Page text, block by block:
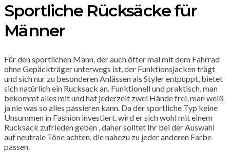
Sportliche Rücksäcke für
Männer
Für den sportlichen Mann, der auch öfter mal mit dem Fahrrad
ohne Gepäckträger unterwegs ist, der Funktionsjacken trägt
und sich nur zu besonderen Anlässen als Styler entpuppt, bietet
sich natürlich ein Rucksack an. Funktionell und praktisch, man
bekommt alles mit und hat jederzeit zwei Hände frei, man weiß
ja nie was so alles passieren kann. Da der sportliche Typ keine
Unsummen in Fashion investiert, wird er sich wohl mit einem
Rucksack zufrieden geben , daher solltet Ihr bei der Auswahl
auf neutrale Töne achten, die nahezu zu jeder anderen Farbe
passen.